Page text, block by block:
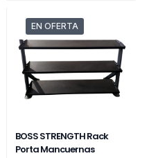
EN OFERTA
BOSS STRENGTH Rack
Porta Mancuernas